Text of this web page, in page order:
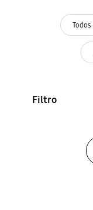
Todos
Filtro